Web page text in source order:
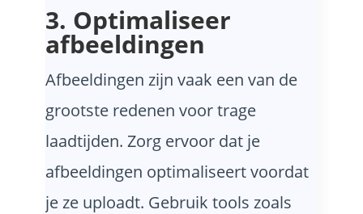
3. Optimaliseer
afbeeldingen
Afbeeldingen zijn vaak een van de
grootste redenen voor trage
laadtijden. Zorg ervoor dat je
afbeeldingen optimaliseert voordat
je ze uploadt. Gebruik tools zoals